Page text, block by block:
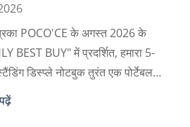
POCO'CE के अगस्त 2026 के
BEST BUY" में प्रदर्शित, हमारा 5-
डिस्प्ले नोटबुक तुरंत एक पोर्टेबल
डेस्कटॉप डिस्प्ले स्टैंड में बदल जाता
हाथ के अनुकूल सॉफ्ट रिंग और